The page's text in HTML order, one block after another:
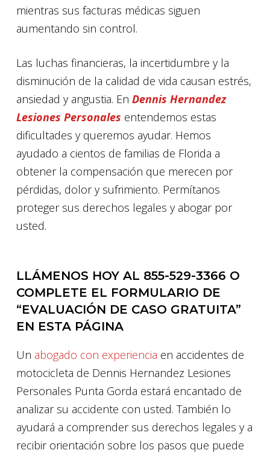
mientras sus facturas médicas siguen
aumentando sin control.
Las luchas financieras, la incertidumbre y la
disminución de la calidad de vida causan estrés,
ansiedad y angustia. En Dennis Hernandez
Lesiones Personales entendemos estas
dificultades y queremos ayudar. Hemos
ayudado a cientos de familias de Florida a
obtener la compensación que merecen por
pérdidas, dolor y sufrimiento. Permítanos
proteger sus derechos legales y abogar por
usted.
LLÁMENOS HOY AL 855-529-3366 O
COMPLETE EL FORMULARIO DE
“EVALUACIÓN DE CASO GRATUITA”
EN ESTA PÁGINA
Un abogado con experiencia en accidentes de
motocicleta de Dennis Hernandez Lesiones
Personales Punta Gorda estará encantado de
analizar su accidente con usted. También lo
ayudará a comprender sus derechos legales y a
recibir orientación sobre los pasos que puede